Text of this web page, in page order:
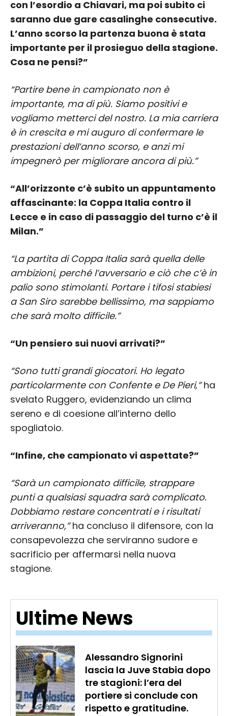
Ultime News
Alessandro Signorini
lascia la Juve Stabia dopo
tre stagioni: l’era del
portiere si conclude con
rispetto e gratitudine.
con l’esordio a Chiavari, ma poi subito ci
saranno due gare casalinghe consecutive.
L’anno scorso la partenza buona è stata
importante per il prosieguo della stagione.
Cosa ne pensi?”
“Partire bene in campionato non è
importante, ma di più. Siamo positivi e
vogliamo metterci del nostro. La mia carriera
è in crescita e mi auguro di confermare le
prestazioni dell’anno scorso, e anzi mi
impegnerò per migliorare ancora di più.”
“All’orizzonte c’è subito un appuntamento
affascinante: la Coppa Italia contro il
Lecce e in caso di passaggio del turno c’è il
Milan.”
“La partita di Coppa Italia sarà quella delle
ambizioni, perché l’avversario e ciò che c’è in
palio sono stimolanti. Portare i tifosi stabiesi
a San Siro sarebbe bellissimo, ma sappiamo
che sarà molto difficile.”
“Un pensiero sui nuovi arrivati?”
“Sono tutti grandi giocatori. Ho legato
particolarmente con Confente e De Pieri,”ha
svelato Ruggero, evidenziando un clima
sereno e di coesione all’interno dello
spogliatoio.
“Infine, che campionato vi aspettate?”
“Sarà un campionato difficile, strappare
punti a qualsiasi squadra sarà complicato.
Dobbiamo restare concentrati e i risultati
arriveranno,”ha concluso il difensore, con la
consapevolezza che serviranno sudore e
sacrificio per affermarsi nella nuova
stagione.